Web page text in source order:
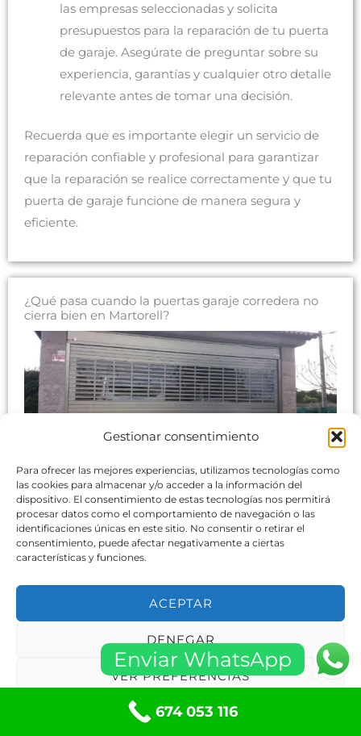
Gestionar consentimiento
Para ofrecer las mejores experiencias, utilizamos tecnologías como
las cookies para almacenar y/o acceder a la información del
dispositivo. El consentimiento de estas tecnologías nos permitirá
procesar datos como el comportamiento de navegación o las
identificaciones únicas en este sitio. No consentir o retirar el
consentimiento, puede afectar negativamente a ciertas
características y funciones.
ACEPTAR
DENEGAR
VER PREFERENCIAS
Política de cookiesPolíticas de privacidad
las empresas seleccionadas y solicita
presupuestos para la reparación de tu puerta
de garaje. Asegúrate de preguntar sobre su
experiencia, garantías y cualquier otro detalle
relevante antes de tomar una decisión.
Recuerda que es importante elegir un servicio de
reparación confiable y profesional para garantizar
que la reparación se realice correctamente y que tu
puerta de garaje funcione de manera segura y
eficiente.
¿Qué pasa cuando la puertas garaje corredera no
cierra bien en Martorell?
bien en Martorell o en cualquier otra ubicación,
pueden surgir varias razones y consecuencias.
Algunos de los problemas comunes que pueden
causar este mal funcionamiento son:
Obstrucciones:Si hay objetos, escombros o
suciedad en las vías o en el mecanismo de la
puerta, puede evitar que la puerta se cierre
correctamente.
Desgaste y deterioro: Con el tiempo, las
piezas y componentes del sistema de
apertura y cierre pueden desgastarse, lo que
Enviar WhatsApp
674 053 116